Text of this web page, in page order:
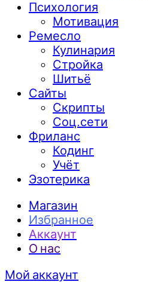
Психология
Мотивация
Ремесло
Кулинария
Стройка
Шитьё
Сайты
Скрипты
Соц.сети
Фриланс
Кодинг
Учёт
Эзотерика
Магазин
Избранное
Аккаунт
О нас
Мой аккаунт